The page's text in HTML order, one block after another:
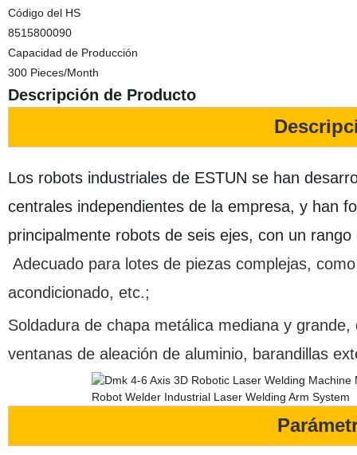
Código del HS
8515800090
Capacidad de Producción
300 Pieces/Month
Descripción de Producto
Los robots industriales de ESTUN se han
centrales independientes de la empresa, y han
principalmente robots de seis ejes, con un
Adecuado para lotes de piezas complejas,
acondicionado, etc.;
Soldadura de chapa metálica mediana y
ventanas de aleación de aluminio, barandillas